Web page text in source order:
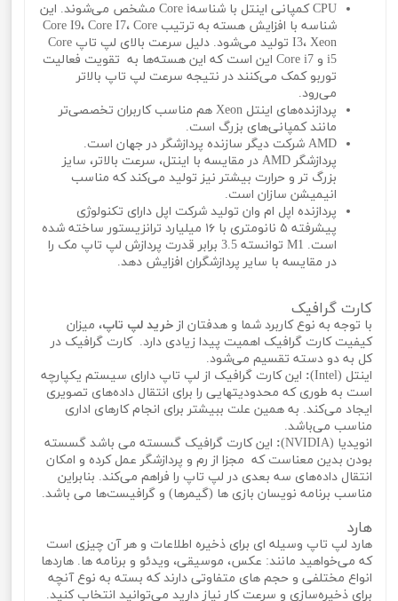
CPU کمپانی اینتل با شناسهCore i مشخص می‌شوند. این
شناسه با افزایش هسته به ترتیب Core I9، Core I7، Core
I3، Xeon تولید می‌شود. دلیل سرعت بالای لپ تاپ Core
i5 و Core i7 این است که این هسته‌ها به تقویت فعالیت
توربو کمک می‌کنند در نتیجه سرعت لپ تاپ بالاتر
می‌رود.
پردازنده‌های اینتل Xeon هم مناسب کاربران تخصصی‌تر
مانند کمپانی‌های بزرگ است.
AMD شرکت دیگر سازنده پردازشگر در جهان است.
پردازشگر AMD در مقایسه با اینتل، سرعت بالاتر، سایز
بزرگ تر و حرارت بیشتر نیز تولید می‌کند که مناسب
انیمیشن سازان است.
پردازنده اپل ام وان تولید شرکت اپل دارای تکنولوژی
پیشرفته ۵ نانومتری با ۱۶ میلیارد ترانزیستور ساخته شده
است. M1 توانسته 3.5 برابر قدرت پردازش لپ تاپ مک را
در مقایسه با سایر پردازشگران افزایش دهد.
کارت گرافیک
با توجه به نوع کاربرد شما و هدفتان از خرید لپ تاپ، میزان
کیفیت کارت گرافیک اهمیت پیدا زیادی دارد. کارت گرافیک در
کل به دو دسته تقسیم می‌شود.
اینتل (Intel)
: این کارت گرافیک از لپ تاپ دارای سیستم یکپارچه
است به طوری که محدودیتهایی را برای انتقال داده‌های تصویری
ایجاد می‌کند. به همین علت ببیشتر برای انجام کارهای اداری
مناسب می‌باشد.
انویدیا (NVIDIA)
: این کارت گرافیک گسسته می باشد گسسته
بودن بدین معناست که مجزا از رم و پردازشگر عمل کرده و امکان
انتقال داده‌های سه بعدی در لپ تاپ را فراهم می‌کند. بنابراین
مناسب برنامه نویسان بازی ها (گیمرها) و گرافیست‌ها می باشد.
هارد
هارد لپ تاپ وسیله ای برای ذخیره اطلاعات و هر آن چیزی است
که می‌خواهید مانند: عکس، موسیقی، ویدئو و برنامه ها. هاردها
انواع مختلفی و حجم های متفاوتی دارند که بسته به نوع آنچه
برای ذخیره‌سازی و سرعت کار نیاز دارید می‌توانید انتخاب کنید.